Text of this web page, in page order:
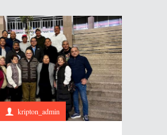
kripton_admin